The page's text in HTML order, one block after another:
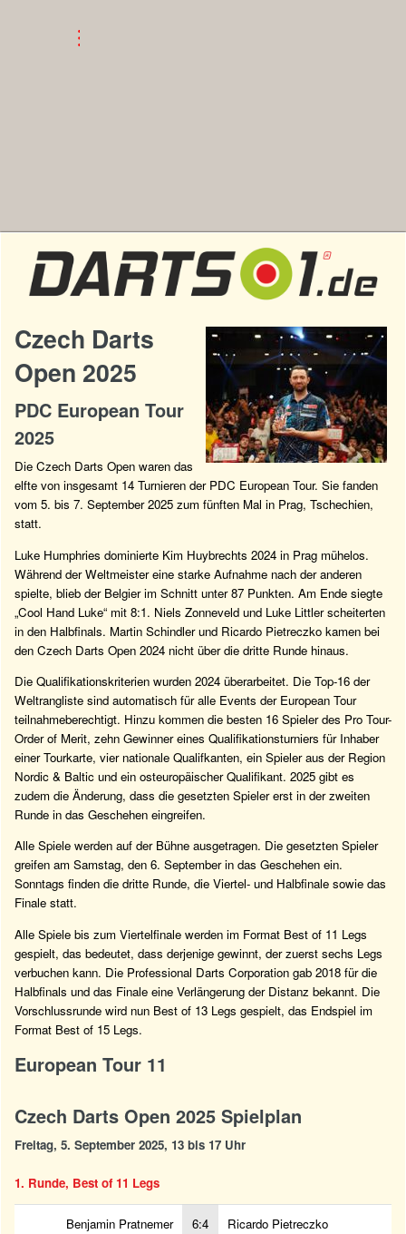
Czech Darts
Open 2025
PDC European Tour
2025
Die Czech Darts Open waren das
elfte von insgesamt 14 Turnieren der PDC European Tour. Sie fanden
vom 5. bis 7. September 2025 zum fünften Mal in Prag, Tschechien,
statt.
Luke Humphries dominierte Kim Huybrechts 2024 in Prag mühelos.
Während der Weltmeister eine starke Aufnahme nach der anderen
spielte, blieb der Belgier im Schnitt unter 87 Punkten. Am Ende siegte
„Cool Hand Luke“ mit 8:1. Niels Zonneveld und Luke Littler scheiterten
in den Halbfinals. Martin Schindler und Ricardo Pietreczko kamen bei
den Czech Darts Open 2024 nicht über die dritte Runde hinaus.
Die Qualifikationskriterien wurden 2024 überarbeitet. Die Top-16 der
Weltrangliste sind automatisch für alle Events der European Tour
teilnahmeberechtigt. Hinzu kommen die besten 16 Spieler des Pro Tour-
Order of Merit, zehn Gewinner eines Qualifikationsturniers für Inhaber
einer Tourkarte, vier nationale Qualifkanten, ein Spieler aus der Region
Nordic & Baltic und ein osteuropäischer Qualifikant. 2025 gibt es
zudem die Änderung, dass die gesetzten Spieler erst in der zweiten
Runde in das Geschehen eingreifen.
Alle Spiele werden auf der Bühne ausgetragen. Die gesetzten Spieler
greifen am Samstag, den 6. September in das Geschehen ein.
Sonntags finden die dritte Runde, die Viertel- und Halbfinale sowie das
Finale statt.
Alle Spiele bis zum Viertelfinale werden im Format Best of 11 Legs
gespielt, das bedeutet, dass derjenige gewinnt, der zuerst sechs Legs
verbuchen kann. Die Professional Darts Corporation gab 2018 für die
Halbfinals und das Finale eine Verlängerung der Distanz bekannt. Die
Vorschlussrunde wird nun Best of 13 Legs gespielt, das Endspiel im
Format Best of 15 Legs.
European Tour 11
Czech Darts Open 2025 Spielplan
Freitag, 5. September 2025, 13 bis 17 Uhr
1. Runde, Best of 11 Legs
Benjamin Pratnemer 6:4 Ricardo Pietreczko